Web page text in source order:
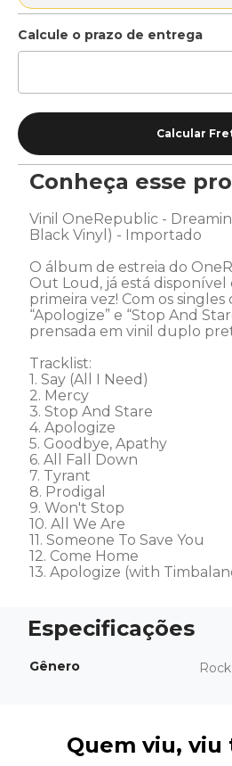
Conheça esse
Vinil OneRepublic -
Black Vinyl) - Importado
O álbum de estreia do
Out Loud, já está disponível
primeira vez! Com os singles
“Apologize” e “Stop And
prensada em vinil duplo
Tracklist:
1. Say (All I Need)
2. Mercy
3. Stop And Stare
4. Apologize
5. Goodbye, Apathy
6. All Fall Down
7. Tyrant
8. Prodigal
9. Won't Stop
10. All We Are
11. Someone To Save You
12. Come Home
13. Apologize (with
Gênero
Quem viu, viu